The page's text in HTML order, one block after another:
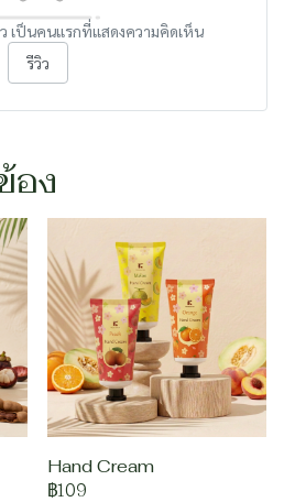
เป็นคนแรกที่แสดงความคิดเห็น
รีวิว
อง
Hand Cream
฿109